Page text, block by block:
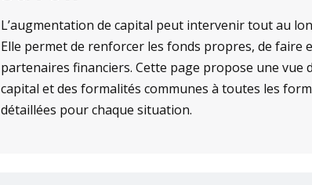
L’augmentation de capital peut intervenir tout au
Elle permet de renforcer les fonds propres, de faire
partenaires financiers. Cette page propose une vue
capital et des formalités communes à toutes les
détaillées pour chaque situation.